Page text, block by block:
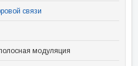
связи
модуляция